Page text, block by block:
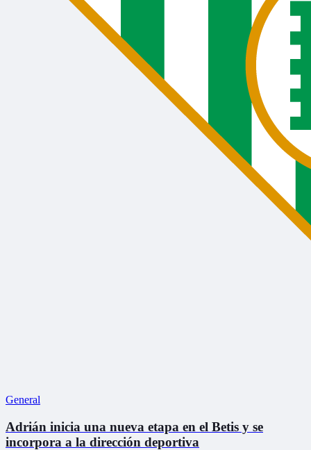
General
Adrián inicia una nueva etapa en el Betis y se
incorpora a la dirección deportiva